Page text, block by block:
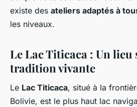
existe des ateliers adaptés à
les niveaux.
Le Lac Titicaca : Un lieu
tradition vivante
Le Lac Titicaca, situé à la
Bolivie, est le plus haut lac